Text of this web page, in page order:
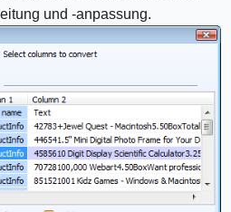
und -anpassung.